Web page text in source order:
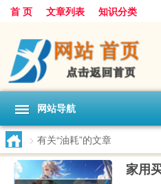
首 页 文章列表 知识分类
网站导航
> 有关“油耗”的文章
家用